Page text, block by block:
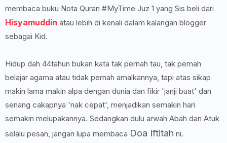
membaca buku Nota Quran #MyTime Juz 1 yang Sis beli dari
Hisyamuddin atau lebih di kenali dalam kalangan blogger
sebagai Kid.
Hidup dah 44tahun bukan kata tak pernah tau, tak pernah
belajar agama atau tidak pernah amalkannya, tapi atas sikap
makin lama makin alpa dengan dunia dan fikir 'janji buat' dan
senang cakapnya 'nak cepat', menjadikan semakin hari
semakin melupakannya. Sedangkan dulu arwah Abah dan Atuk
selalu pesan, jangan lupa membaca Doa Iftitah ni.